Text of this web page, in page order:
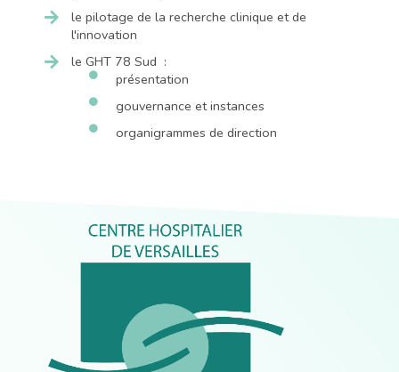
le pilotage de la recherche clinique et de
l'innovation
le GHT 78 Sud :
présentation
gouvernance et instances
organigrammes de direction